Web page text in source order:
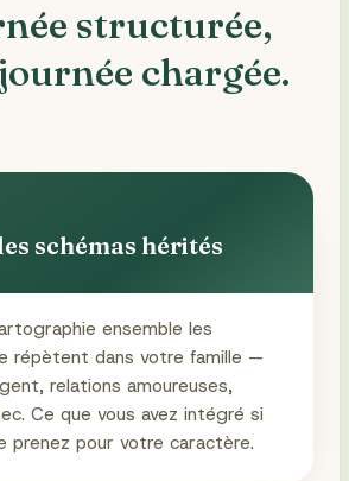
structurée,
chargée.
schémas hérités
ensemble les
répètent dans votre famille —
relations amoureuses,
Ce que vous avez intégré si
prenez pour votre caractère.